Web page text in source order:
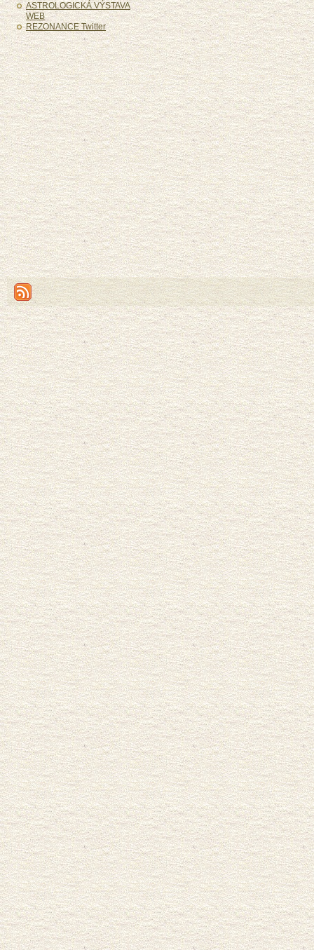
ASTROLOGICKÁ VÝSTAVA
WEB
REZONANCE Twitter